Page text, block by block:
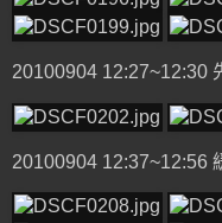
20100904 12:27~12:30
20100904 12:37~12:56